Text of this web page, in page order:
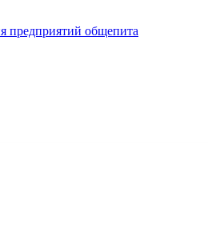
предприятий общепита